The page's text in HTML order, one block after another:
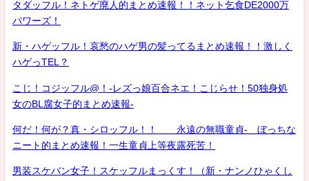
タダッフル！ネトゲ廃人的まとめ速報！！ネット乞食DE2000万
パワーズ！
新・ハゲッフル！哀愁のハゲ男の髪ってるまとめ速報！！激しく
ハゲっTEL？
こじ！コジッフル@！-レズっ娘百合ネエ！こじらせ！50独身処
女のBL腐女子的まとめ速報-
何だ！何が？真・シロッフル！！ 永遠の無職童貞- ぼっちな
ニート的まとめ速報！一生童貞上等夜露死苦！
男装スケバン女子！スケッフルまっくす！（新・ナンノひゃくし